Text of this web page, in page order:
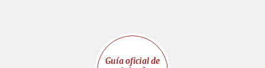
Guía oficial de